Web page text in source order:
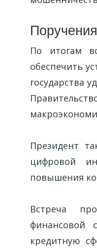
По итогам
обеспечить
государства
Президент
цифровой
повышения
Встреча
финансовой
кредитную